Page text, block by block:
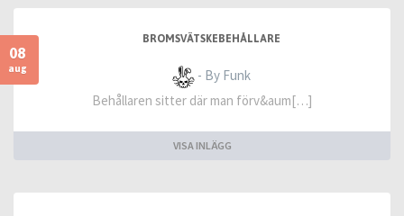
08
aug
BROMSVÄTSKEBEHÅLLARE
- By Funk
Behållaren sitter där man förv&aum[…]
VISA INLÄGG